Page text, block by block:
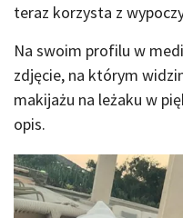
teraz korzysta z
Na swoim profilu w
zdjęcie, na którym
makijażu na leżaku w
opis.